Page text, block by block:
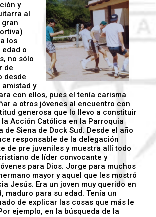
y
al
gran
los
edad o
no sólo
de
desde
y
con ellos, pues el tenía carisma
a otros jóvenes al encuentro con
generosa que lo llevo a constituir
la Acción Católica en la Parroquia
de Siena de Dock Sud. Desde el año
responsable de la delegación
de pre juveniles y muestra allí todo
de líder convocante y
para Dios. Jorge para muchos
mayor y aquel que les mostró
Jesús. Era un joven muy querido en
maduro para su edad. Tenía un
de explicar las cosas que más le
ejemplo, en la búsqueda de la